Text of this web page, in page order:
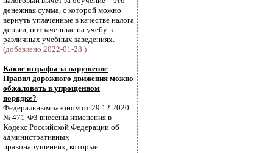
денежная сумма, с которой можно
вернуть уплаченные в качестве налога
деньги, потраченные на учебу в
различных учебных заведениях.
(добавлено 2022-01-28 )
Какие штрафы за нарушение
Правил дорожного движения можно
обжаловать в упрощенном
порядке?
Федеральным законом от 29.12.2020
№ 471-ФЗ внесены изменения в
Кодекс Российской Федерации об
административных
правонарушениях, которые